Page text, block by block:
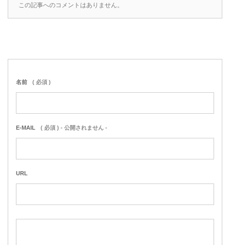
この記事へのコメントはありません。
名前 ( 必須 )
E-MAIL ( 必須 ) - 公開されません -
URL